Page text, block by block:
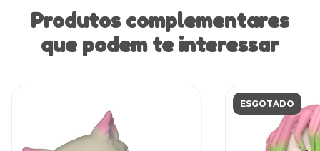
Produtos complementares
que podem te interessar
ESGOTADO